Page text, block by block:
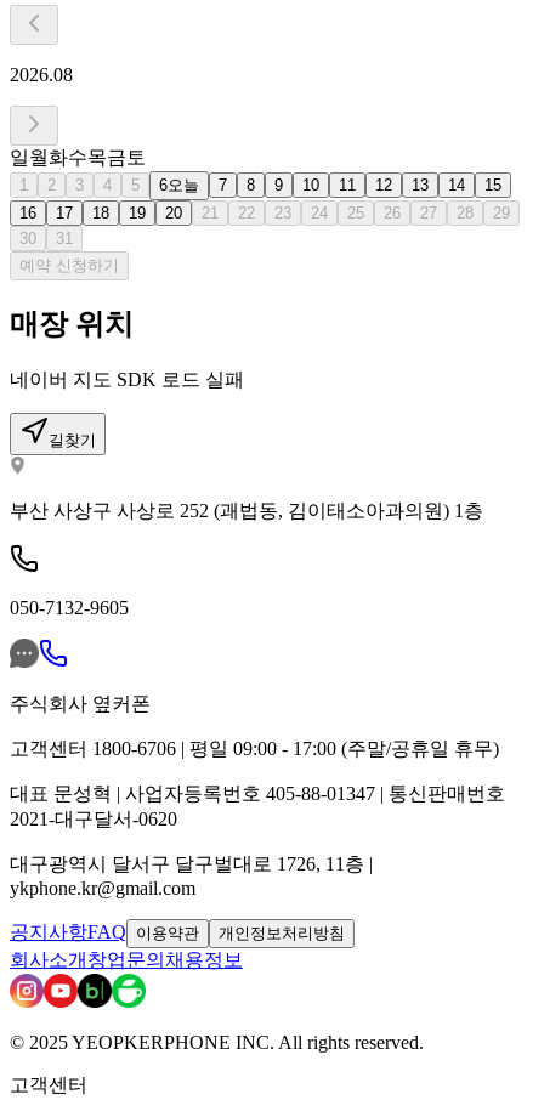
2026.08
일월화수목금토
1 2 3 4 5 6오늘 7 8 9 10 11 12 13 14
15
16
17 18 19 20 21 22 23 24 25 26 27 28
29
30
31
예약 신청하기
매장 위치
네이버 지도 SDK 로드 실패
길찾기
부산 사상구 사상로 252 (괘법동, 김이태소아과의원) 1층
050-7132-9605
주식회사 옆커폰
고객센터 1800-6706 | 평일 09:00 - 17:00 (주말/공휴일 휴무)
대표 문성혁 | 사업자등록번호 405-88-01347 | 통신판매번호
2021-대구달서-0620
대구광역시 달서구 달구벌대로 1726, 11층 |
ykphone.kr@gmail.com
공지사항FAQ 이용약관 개인정보처리방침
회사소개 창업문의 채용정보
© 2025 YEOPKERPHONE INC. All rights reserved.
고객센터